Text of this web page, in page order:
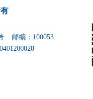
邮编：100053